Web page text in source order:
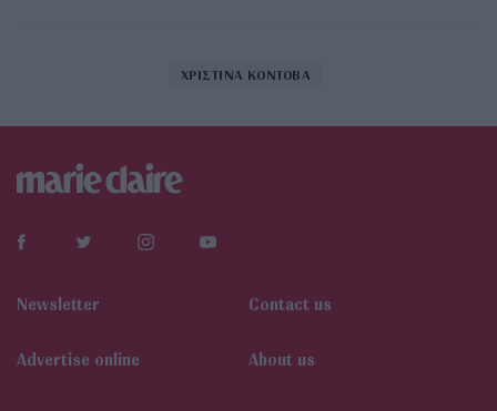
ΧΡΙΣΤΙΝΑ ΚΟΝΤΟΒΑ
Newsletter Contact us
Αdvertise online About us